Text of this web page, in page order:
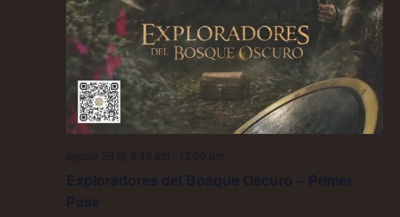
Exploradores del Bosque Oscuro – Primer
Pase
agosto 29 @ 9:45 am 12:00 pm